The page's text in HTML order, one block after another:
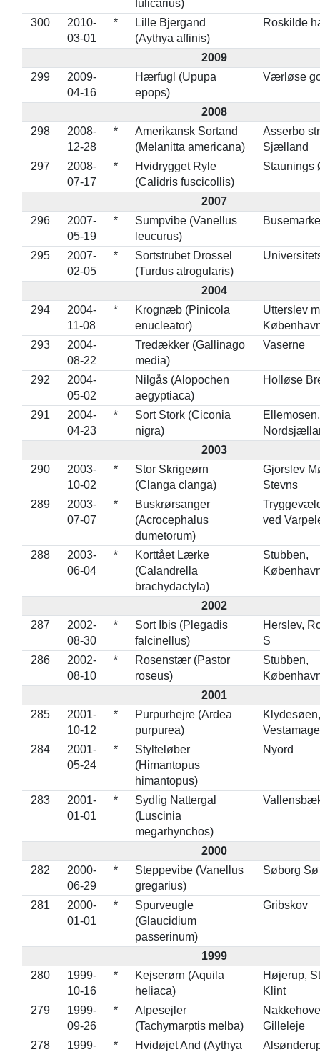
fulicarius)
300
2010-
03-01
*
Lille Bjergand
(Aythya affinis)
Roskilde
2009
299
2009-
04-16
Hærfugl (Upupa
epops)
Værløse
2008
298
2008-
12-28
*
Amerikansk Sortand
(Melanitta americana)
Asserbo
Sjælland
297
2008-
07-17
*
Hvidrygget Ryle
(Calidris fuscicollis)
Staunings
2007
296
2007-
05-19
*
Sumpvibe (Vanellus
leucurus)
295
2007-
02-05
*
Sortstrubet Drossel
(Turdus atrogularis)
2004
294
2004-
11-08
*
Krognæb (Pinicola
enucleator)
Utterslev
293
2004-
08-22
Tredækker (Gallinago
media)
Vaserne
292
2004-
05-02
Nilgås (Alopochen
aegyptiaca)
Holløse
291
2004-
04-23
*
Sort Stork (Ciconia
nigra)
Ellemosen,
2003
290
2003-
10-02
*
Stor Skrigeørn
(Clanga clanga)
Gjorslev
Stevns
289
2003-
07-07
*
Buskrørsanger
(Acrocephalus
dumetorum)
ved
288
2003-
06-04
*
Korttået Lærke
(Calandrella
brachydactyla)
Stubben,
2002
287
2002-
08-30
*
Sort Ibis (Plegadis
falcinellus)
Herslev,
S
286
2002-
08-10
*
Rosenstær (Pastor
roseus)
Stubben,
2001
285
2001-
10-12
*
Purpurhejre (Ardea
purpurea)
Klydesøen,
284
2001-
05-24
*
Stylteløber
(Himantopus
himantopus)
Nyord
283
2001-
01-01
*
Sydlig Nattergal
(Luscinia
megarhynchos)
2000
282
2000-
06-29
*
Steppevibe (Vanellus
gregarius)
Søborg Sø
281
2000-
01-01
*
Spurveugle
(Glaucidium
passerinum)
Gribskov
1999
280
1999-
10-16
*
Kejserørn (Aquila
heliaca)
Højerup,
Klint
279
1999-
09-26
*
Alpesejler
(Tachymarptis melba)
Gilleleje
278
1999-
*
Hvidøjet And (Aythya